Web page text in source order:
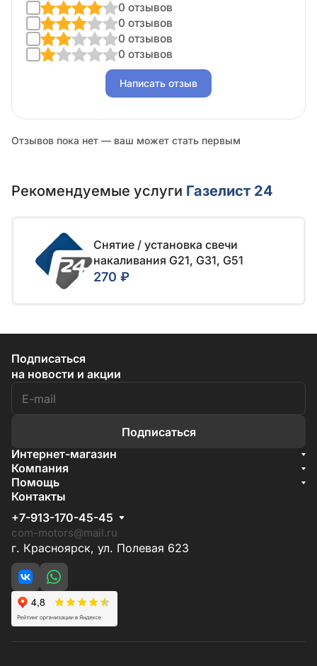
0 отзывов
0 отзывов
0 отзывов
0 отзывов
Написать отзыв
Отзывов пока нет — ваш может стать первым
Рекомендуемые услуги Газелист 24
Снятие / установка свечи
накаливания G21, G31, G51
270 ₽
Подписаться
на новости и акции
Подписаться
Интернет-магазин
Акции
Бренды
Компания
О компании
Документы
Условия поставки
Отзывы
Помощь
Условия доставки
Способы оплаты
Гарантия на товар
Контакты
+7-913-170-45-45
com-motors@mail.ru
г. Красноярск, ул. Полевая 623